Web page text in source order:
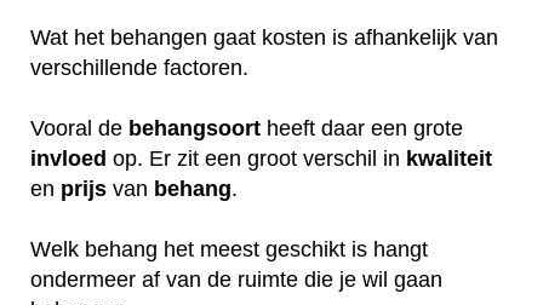
Wat het behangen gaat kosten is afhankelijk van
verschillende factoren.
Vooral de behangsoort heeft daar een grote
invloed op. Er zit een groot verschil in kwaliteit
en prijs van behang.
Welk behang het meest geschikt is hangt
ondermeer af van de ruimte die je wil gaan